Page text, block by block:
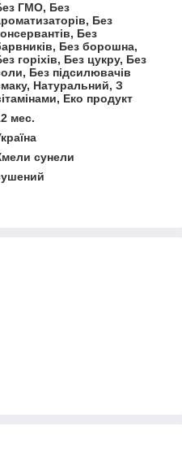
ГМО, Без
Без
Без
Без борошна,
горіхів, Без цукру, Без
Без підсилювачів
Натуральний, З
Еко продукт
мес.
сунели